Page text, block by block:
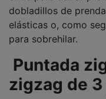
dobladillos de
elásticas o, como
para sobrehilar.
Puntada
zigzag de